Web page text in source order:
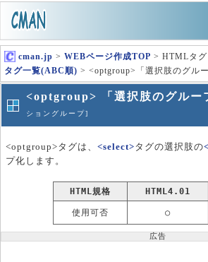
cman.jp > WEBページ作成TOP > HTMLタ
タグ一覧(ABC順) > <optgroup>「選択肢のグルー
<optgroup> 「選択肢のグルー
ショングループ]
<optgroup>タグは、 <select>タグの選択肢の
プ化します。
HTML規格 HTML4.01
使用可否 ○
広告